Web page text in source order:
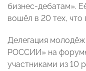
бизнес-дебатам».
вошёл в 20 тех, что
Делегация
РОССИИ» на
участниками из 10